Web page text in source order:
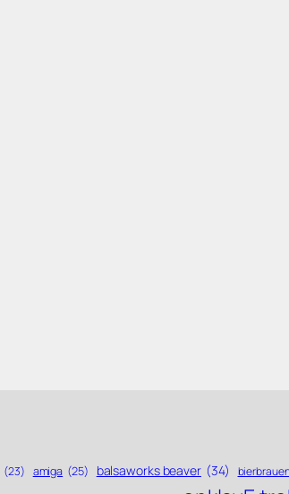
(23) amiga (25) balsaworks beaver (34)